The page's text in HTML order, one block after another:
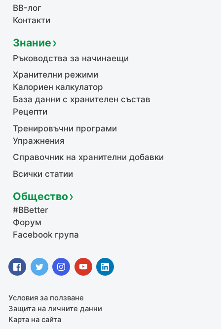
BB-лог
Контакти
Знание
Ръководства за начинаещи
Хранителни режими
Калориен калкулатор
База данни с хранителен състав
Рецепти
Тренировъчни програми
Упражнения
Справочник на хранителни добавки
Всички статии
Общество
#BBetter
Форум
Facebook група
Условия за ползване
Защита на личните данни
Карта на сайта